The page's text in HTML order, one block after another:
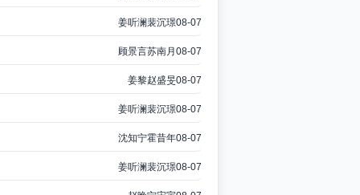
姜听澜裴沉璟08-07
顾景言苏南月 08-07
姜黎赵盛旻08-07
姜听澜裴沉璟08-07
沈知宁霍昔年08-07
姜听澜裴沉璟08-07